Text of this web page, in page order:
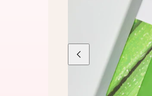
Liu'uta
vasemmalle